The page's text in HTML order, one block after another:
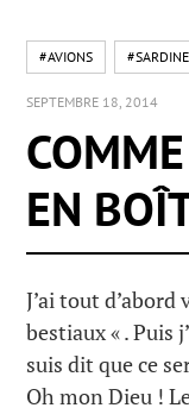
#AVIONS
SEPTEMBRE 18, 2014
EN
J’ai tout
bestiaux « . Puis
suis dit que ce
Oh mon Dieu !